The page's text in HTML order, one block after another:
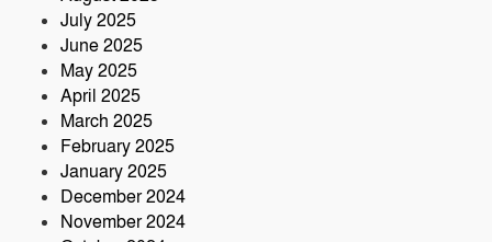
July 2025
June 2025
May 2025
April 2025
March 2025
February 2025
January 2025
December 2024
November 2024